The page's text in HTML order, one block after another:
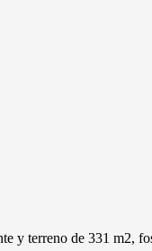
y terreno de 331